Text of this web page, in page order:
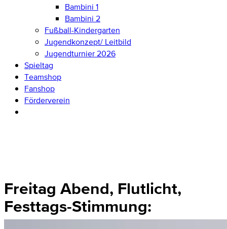
Bambini 1
Bambini 2
Fußball-Kindergarten
Jugendkonzept/ Leitbild
Jugendturnier 2026
Spieltag
Teamshop
Fanshop
Förderverein
Freitag Abend, Flutlicht,
Festtags-Stimmung: